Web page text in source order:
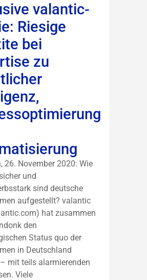
valantic-
Riesige
bei
zu
26. November 2020: Wie
und
sind deutsche
aufgestellt? valantic
hat zusammen
den
Status quo der
in Deutschland
mit teils alarmierenden
Viele